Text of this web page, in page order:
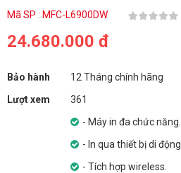
Mã SP : MFC-L6900DW
24.680.000 đ
Bảo hành
12 Tháng chính hãng
Lượt xem
361
- Máy in đa chức năng.
- In qua thiết bị di động.
- Tích hợp wireless.